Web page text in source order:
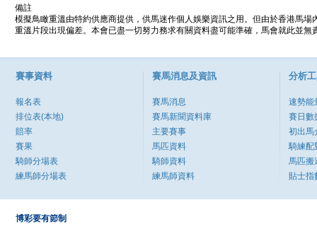
備註
模擬鳥瞰重溫由特約供應商提供，供馬迷作個人娛樂資訊之用。但由於香港馬
重溫片段出現偏差。本會已盡一切努力務求有關資料盡可能準確，馬會就此並
賽事資料
報名表
排位表(本地)
賠率
賽果
騎師分場表
練馬師分場表
賽馬消息及資訊
賽馬消息
賽馬新聞資料庫
主要賽事
馬匹資料
騎師資料
練馬師資料
分析
速勢能
賽日數
初出馬
騎練配
馬匹搬
貼士指
博彩要有節制